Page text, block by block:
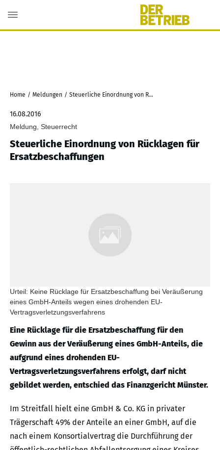
Home / Meldungen / Steuerliche Einordnung von Rücklagen für Ersatzbeschaffungen
16.08.2016
Meldung, Steuerrecht
Steuerliche Einordnung von Rücklagen für
Ersatzbeschaffungen
Urteil: Keine Rücklage für Ersatzbeschaffung bei Veräußerung
eines GmbH-Anteils wegen eines drohenden EU-
Vertragsverletzungsverfahrens
Eine Rücklage für die Ersatzbeschaffung für den
Gewinn aus der Veräußerung eines GmbH-Anteils, die
aufgrund eines drohenden EU-
Vertragsverletzungsverfahrens erfolgt, darf nicht
gebildet werden, entschied das Finanzgericht Münster.
Im Streitfall hielt eine GmbH & Co. KG in privater
Trägerschaft 49% der Anteile an einer GmbH, auf die
nach einem Konsortialvertrag die Durchführung der